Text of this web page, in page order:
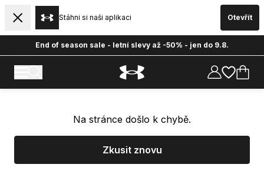
Stáhni si naši aplikaci Otevřít
End of season sale - letní slevy až -50% - jen do 9.8.
Na stránce došlo k chybě.
Zkusit znovu